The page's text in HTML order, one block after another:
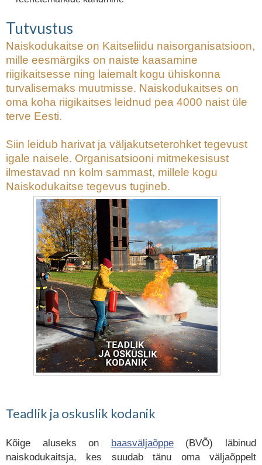
Tutvustus
Naiskodukaitse on Kaitseliidu naisorganisatsioon,
mille eesmärgiks on naiste kaasamine
riigikaitsesse ning laiemalt kogu ühiskonna
turvalisemaks muutmisse. Naiskodukaitses on
oma koha riigikaitses leidnud pea 4000 naist üle
terve Eesti.
Siin leidub harivat ja väljakutseterohket tegevust
igale naisele. Organisatsiooni mitmekesisust
ilmestavad nn kolm sammast, millele kogu
Naiskodukaitse tegevus tugineb.
Teadlik ja oskuslik kodanik
Kõige aluseks on baasväljaõppe(BVÕ) läbinud
naiskodukaitsja, kes suudab tänu oma väljaõppelt